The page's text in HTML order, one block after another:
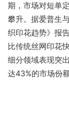
期，市场对短单
攀升。据爱普生
织印花趋势》报
比传统丝网印花
细分领域表现突
达43%的市场份额